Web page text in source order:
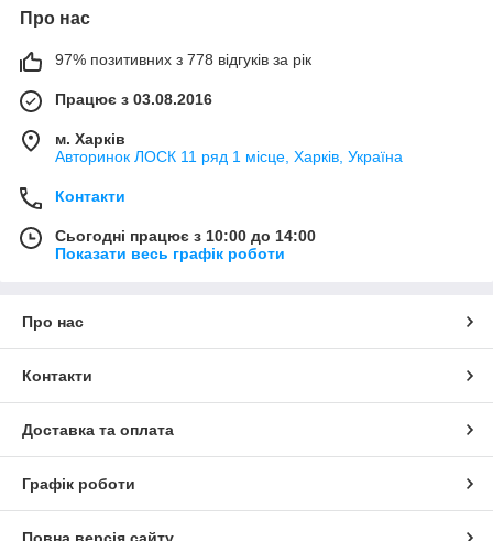
Про нас
97% позитивних з 778 відгуків за рік
Працює з 03.08.2016
м. Харків
Авторинок ЛОСК 11 ряд 1 місце, Харків, Україна
Контакти
Сьогодні працює з 10:00 до 14:00
Показати весь графік роботи
Про нас
Контакти
Доставка та оплата
Графік роботи